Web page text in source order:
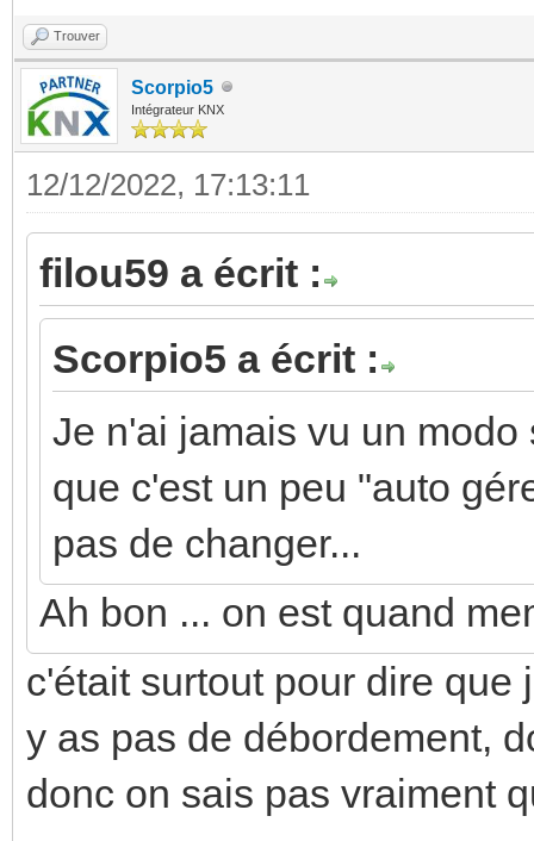
Trouver
Scorpio5
Intégrateur KNX
12/12/2022, 17:13:11
filou59 a écrit :
Scorpio5 a écrit :
Je n'ai jamais vu un
que c'est un peu "auto
pas de changer...
Ah bon ... on est quand
c'était surtout pour dire
y as pas de débordement,
donc on sais pas vraiment